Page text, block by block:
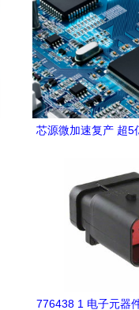
芯源微加速复产 超5
776438 1 电子元器